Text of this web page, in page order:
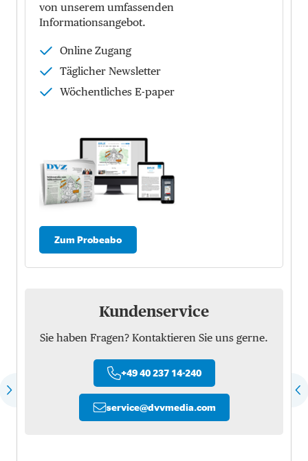
von unserem umfassenden
Informationsangebot.
Online Zugang
Täglicher Newsletter
Wöchentliches E-paper
Zum Probeabo
Kundenservice
Sie haben Fragen? Kontaktieren Sie uns gerne.
+49 40 237 14-240
service@dvvmedia.com